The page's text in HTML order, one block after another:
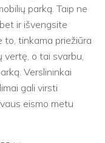
parką. Taip ne
ir išvengsite
to, tinkama priežiūra
vertę, o tai svarbu,
Verslininkai
gali virsti
eismo metu